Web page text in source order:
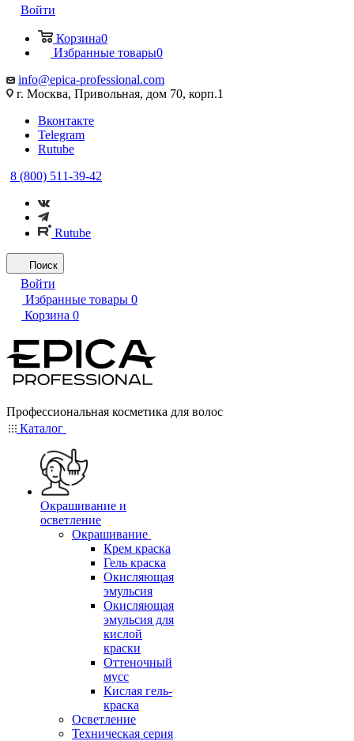
Войти
Корзина0
Избранные товары0
info@epica-professional.com
г. Москва, Привольная, дом 70, корп.1
Вконтакте
Telegram
Rutube
8 (800) 511-39-42
Rutube
Поиск
Войти
Избранные товары 0
Корзина 0
Профессиональная косметика для волос
Каталог
Окрашивание и
осветление
Окрашивание
Крем краска
Гель краска
Окисляющая
эмульсия
Окисляющая
эмульсия для
кислой
краски
Оттеночный
мусс
Кислая гель-
краска
Осветление
Техническая серия